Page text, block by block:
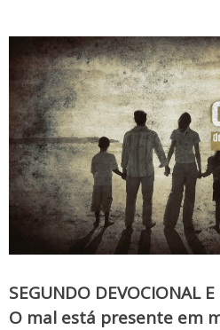
SEGUNDO DEVOCIONAL
O mal está presente em